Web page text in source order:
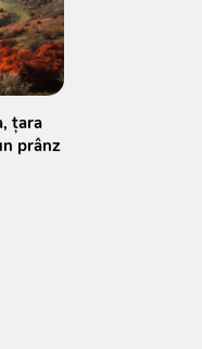
țara
prânz